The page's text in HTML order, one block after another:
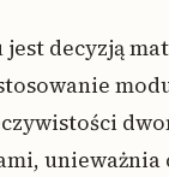
jest decyzją
unieważnia